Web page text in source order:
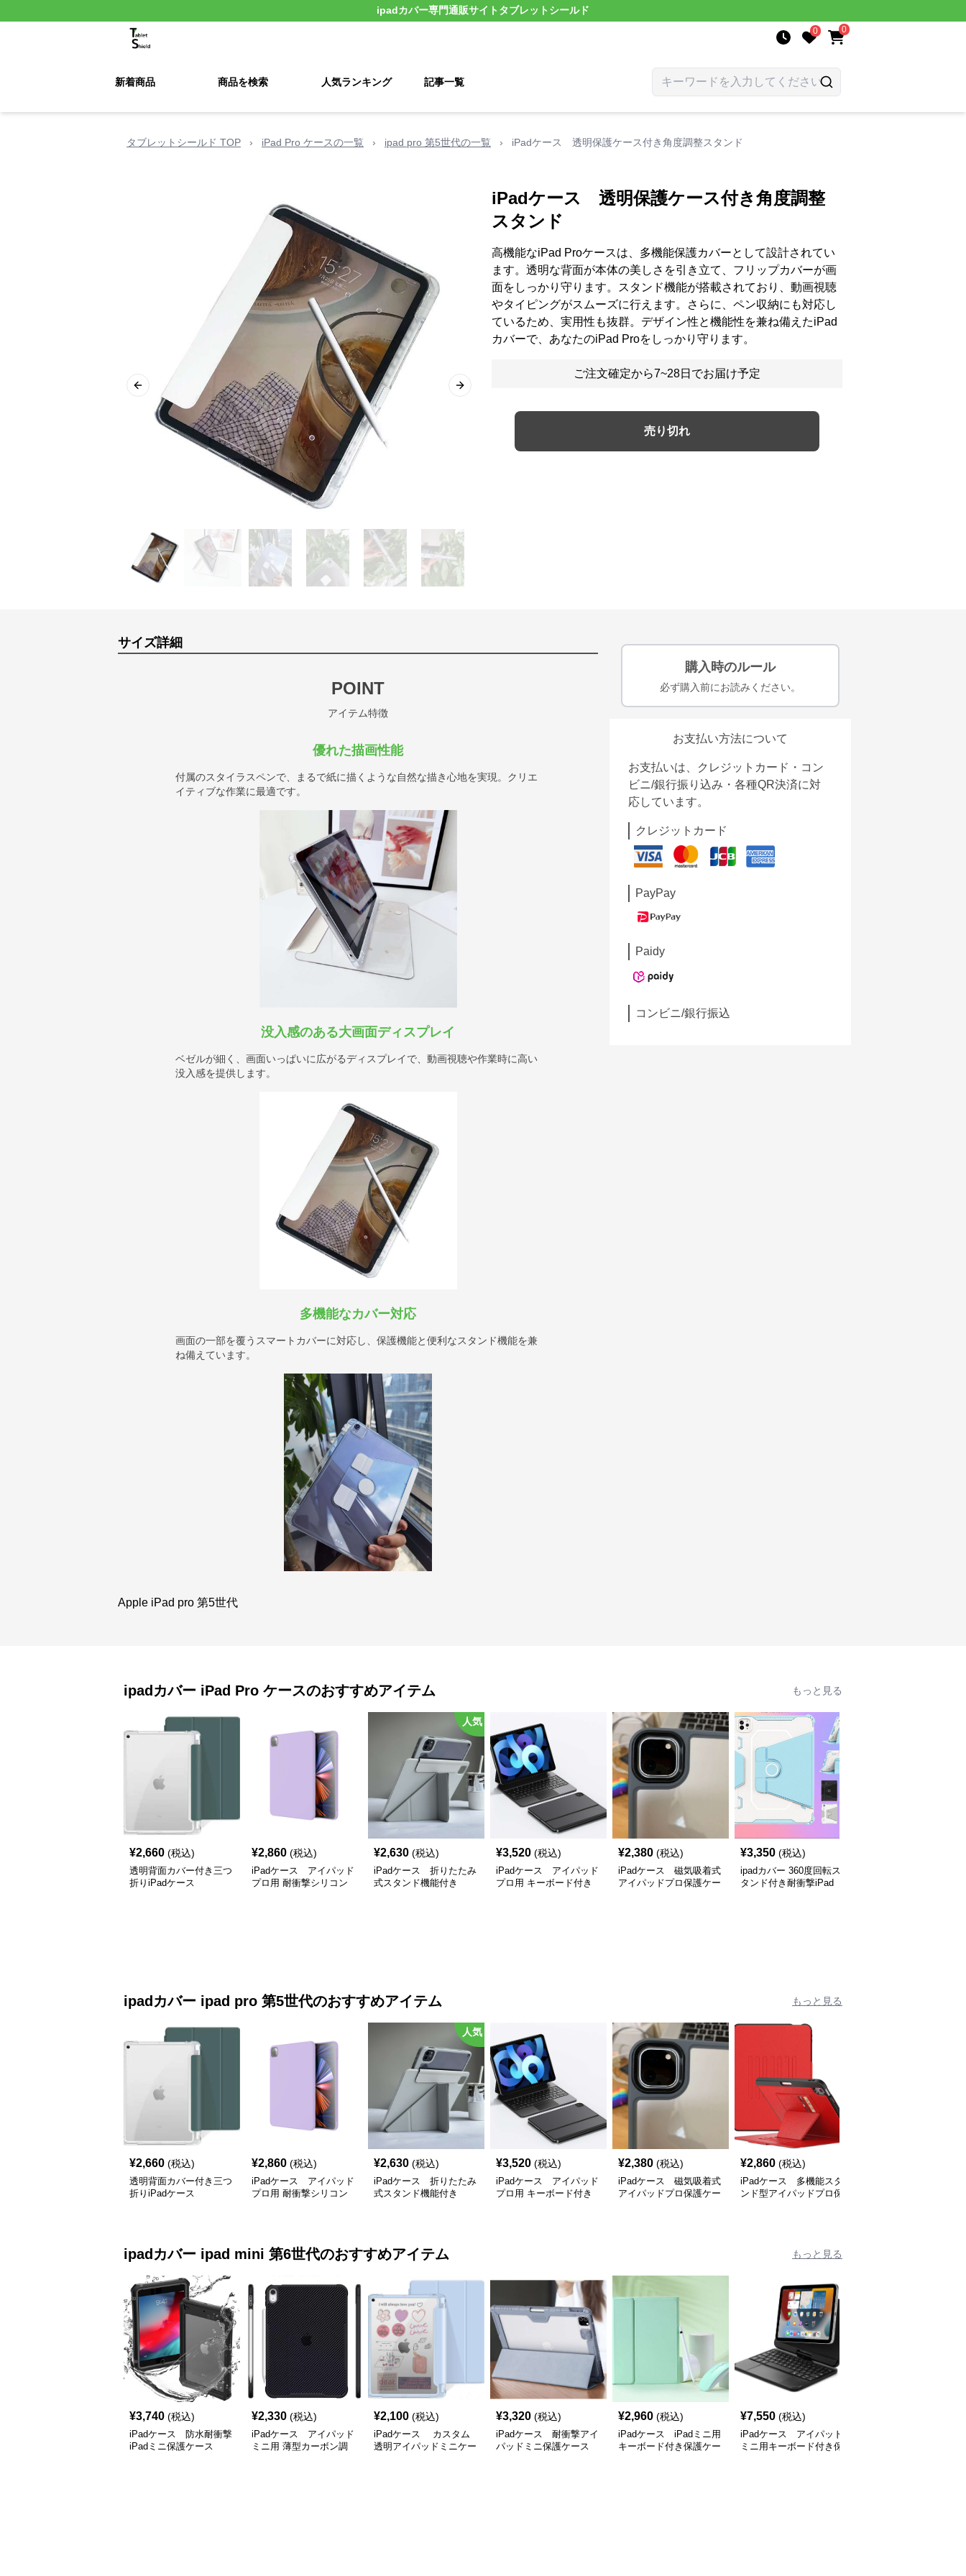
ipadカバー専門通販サイト タブレットシールド
0 0
新着商品 商品を検索 人気ランキング 記事一覧
タブレットシールド TOP › iPad Pro ケースの一覧 › ipad pro 第5世代の一覧 › iPadケース 透明保護ケース付き角度調整スタンド
Previous slide Next slide
iPadケース 透明保護ケース付き角度調整
スタンド
高機能なiPad Proケースは、多機能保護カバーとして設計されてい
ます。透明な背面が本体の美しさを引き立て、フリップカバーが画
面をしっかり守ります。スタンド機能が搭載されており、動画視聴
やタイピングがスムーズに行えます。さらに、ペン収納にも対応し
ているため、実用性も抜群。デザイン性と機能性を兼ね備えたiPad
カバーで、あなたのiPad Proをしっかり守ります。
ご注文確定から7~28日でお届け予定
売り切れ
サイズ詳細
POINT
アイテム特徴
優れた描画性能
付属のスタイラスペンで、まるで紙に描くような自然な描き心地を実現。クリエ
イティブな作業に最適です。
没入感のある大画面ディスプレイ
ベゼルが細く、画面いっぱいに広がるディスプレイで、動画視聴や作業時に高い
没入感を提供します。
多機能なカバー対応
画面の一部を覆うスマートカバーに対応し、保護機能と便利なスタンド機能を兼
ね備えています。
Apple iPad pro 第5世代
購入時のルール
必ず購入前にお読みください。
お支払い方法について
お支払いは、クレジットカード・コン
ビニ/銀行振り込み・各種QR決済に対
応しています。
クレジットカード
PayPay
Paidy
コンビニ/銀行振込
ipadカバー iPad Pro ケースのおすすめアイテム もっと見る
¥2,660 (税込)
透明背面カバー付き三つ
折りiPadケース
¥2,860 (税込)
iPadケース アイパッド
プロ用 耐衝撃シリコン
人気
¥2,630 (税込)
iPadケース 折りたたみ
式スタンド機能付き
¥3,520 (税込)
iPadケース アイパッド
プロ用 キーボード付き
¥2,380 (税込)
iPadケース 磁気吸着式
アイパッドプロ保護ケー
¥3,350 (税込)
ipadカバー 360度回転ス
タンド付き耐衝撃iPad
ipadカバー ipad pro 第5世代のおすすめアイテム もっと見る
¥2,660 (税込)
透明背面カバー付き三つ
折りiPadケース
¥2,860 (税込)
iPadケース アイパッド
プロ用 耐衝撃シリコン
人気
¥2,630 (税込)
iPadケース 折りたたみ
式スタンド機能付き
¥3,520 (税込)
iPadケース アイパッド
プロ用 キーボード付き
¥2,380 (税込)
iPadケース 磁気吸着式
アイパッドプロ保護ケー
¥2,860 (税込)
iPadケース 多機能スタ
ンド型アイパッドプロ保
ipadカバー ipad mini 第6世代のおすすめアイテム もっと見る
¥3,740 (税込)
iPadケース 防水耐衝撃
iPadミニ保護ケース
¥2,330 (税込)
iPadケース アイパッド
ミニ用 薄型カーボン調
¥2,100 (税込)
iPadケース カスタム
透明アイパッドミニケー
¥3,320 (税込)
iPadケース 耐衝撃アイ
パッドミニ保護ケース
¥2,960 (税込)
iPadケース iPadミニ用
キーボード付き保護ケー
¥7,550 (税込)
iPadケース アイパッド
ミニ用キーボード付き保